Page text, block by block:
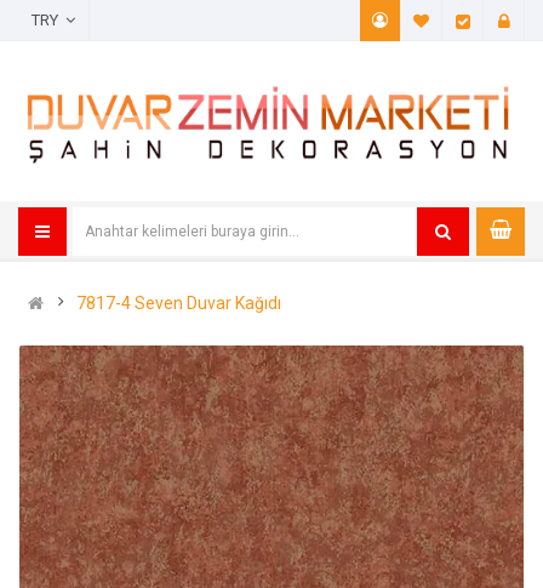
A. Listem
7817-4 Seven Duvar Kağıdı